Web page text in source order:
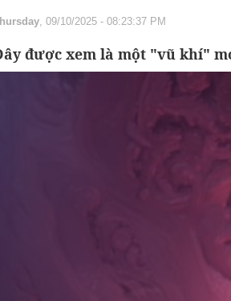
, 09/10/2025 - 08:23:37 PM
được xem là một "vũ khí"